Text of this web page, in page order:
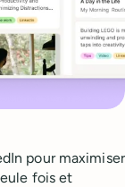
pour maximiser
fois et